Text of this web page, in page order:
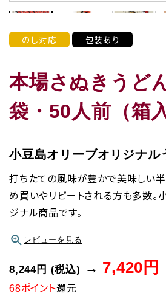
のし対応 包装あり
本場さぬきうど
袋・50人前（箱入
小豆島オリーブオリジナル
打ちたての風味が豊かで美味しい半
め買いやリピートされる方も多数。
ジナル商品です。
レビューを見る
8,244円 (税込) → 7,420円
68ポイント還元